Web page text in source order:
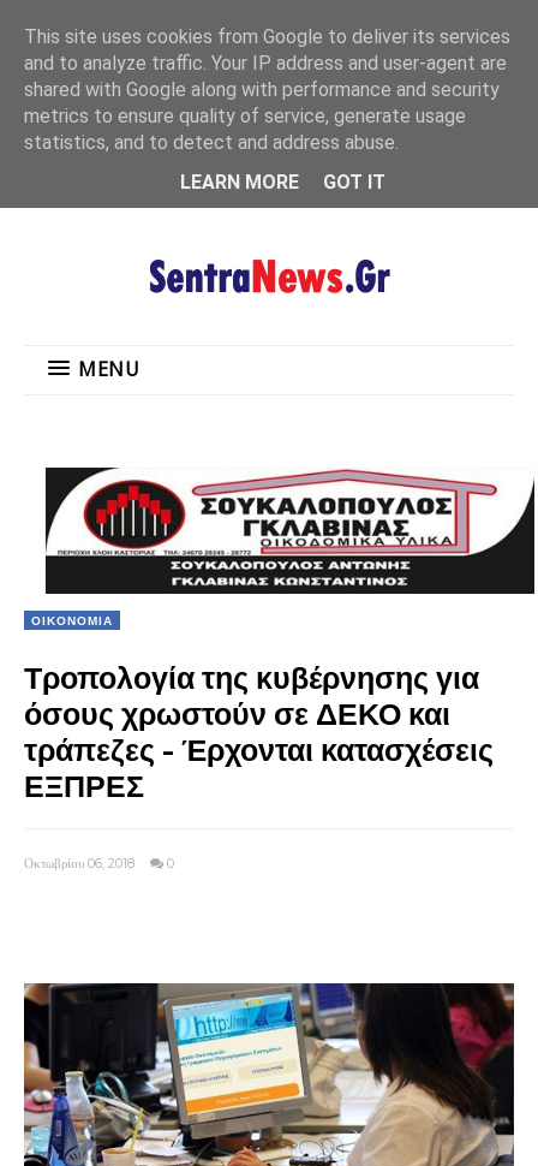
MENU
MENU
ΟΙΚΟΝΟΜΙΑ
Τροπολογία της κυβέρνησης για
όσους χρωστούν σε ΔΕΚΟ και
τράπεζες - Έρχονται κατασχέσεις
ΕΞΠΡΕΣ
Οκτωβρίου 06, 2018 0
This site uses cookies from Google to deliver its services
and to analyze traffic. Your IP address and user-agent are
shared with Google along with performance and security
metrics to ensure quality of service, generate usage
statistics, and to detect and address abuse.
LEARN MORE
GOT IT